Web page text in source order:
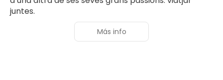
juntes.
Más info